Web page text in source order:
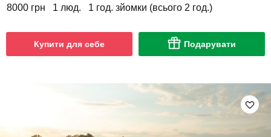
8000 грн 1 люд. 1 год. зйомки (всього 2 год.)
Купити для себе Подарувати